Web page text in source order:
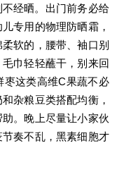
经晒。出门前务必给
专用的物理防晒霜，
软的，腰带、袖口别
巾轻轻蘸干，别来回
枣这类高维C果蔬不必
杂粮豆类搭配均衡，
。晚上尽量让小家伙
奏不乱，黑素细胞才